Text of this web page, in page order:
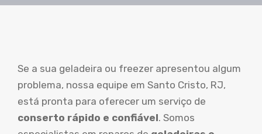
Se a sua geladeira ou freezer apresentou algum
problema, nossa equipe em Santo Cristo, RJ,
está pronta para oferecer um serviço de
conserto rápido e confiável. Somos